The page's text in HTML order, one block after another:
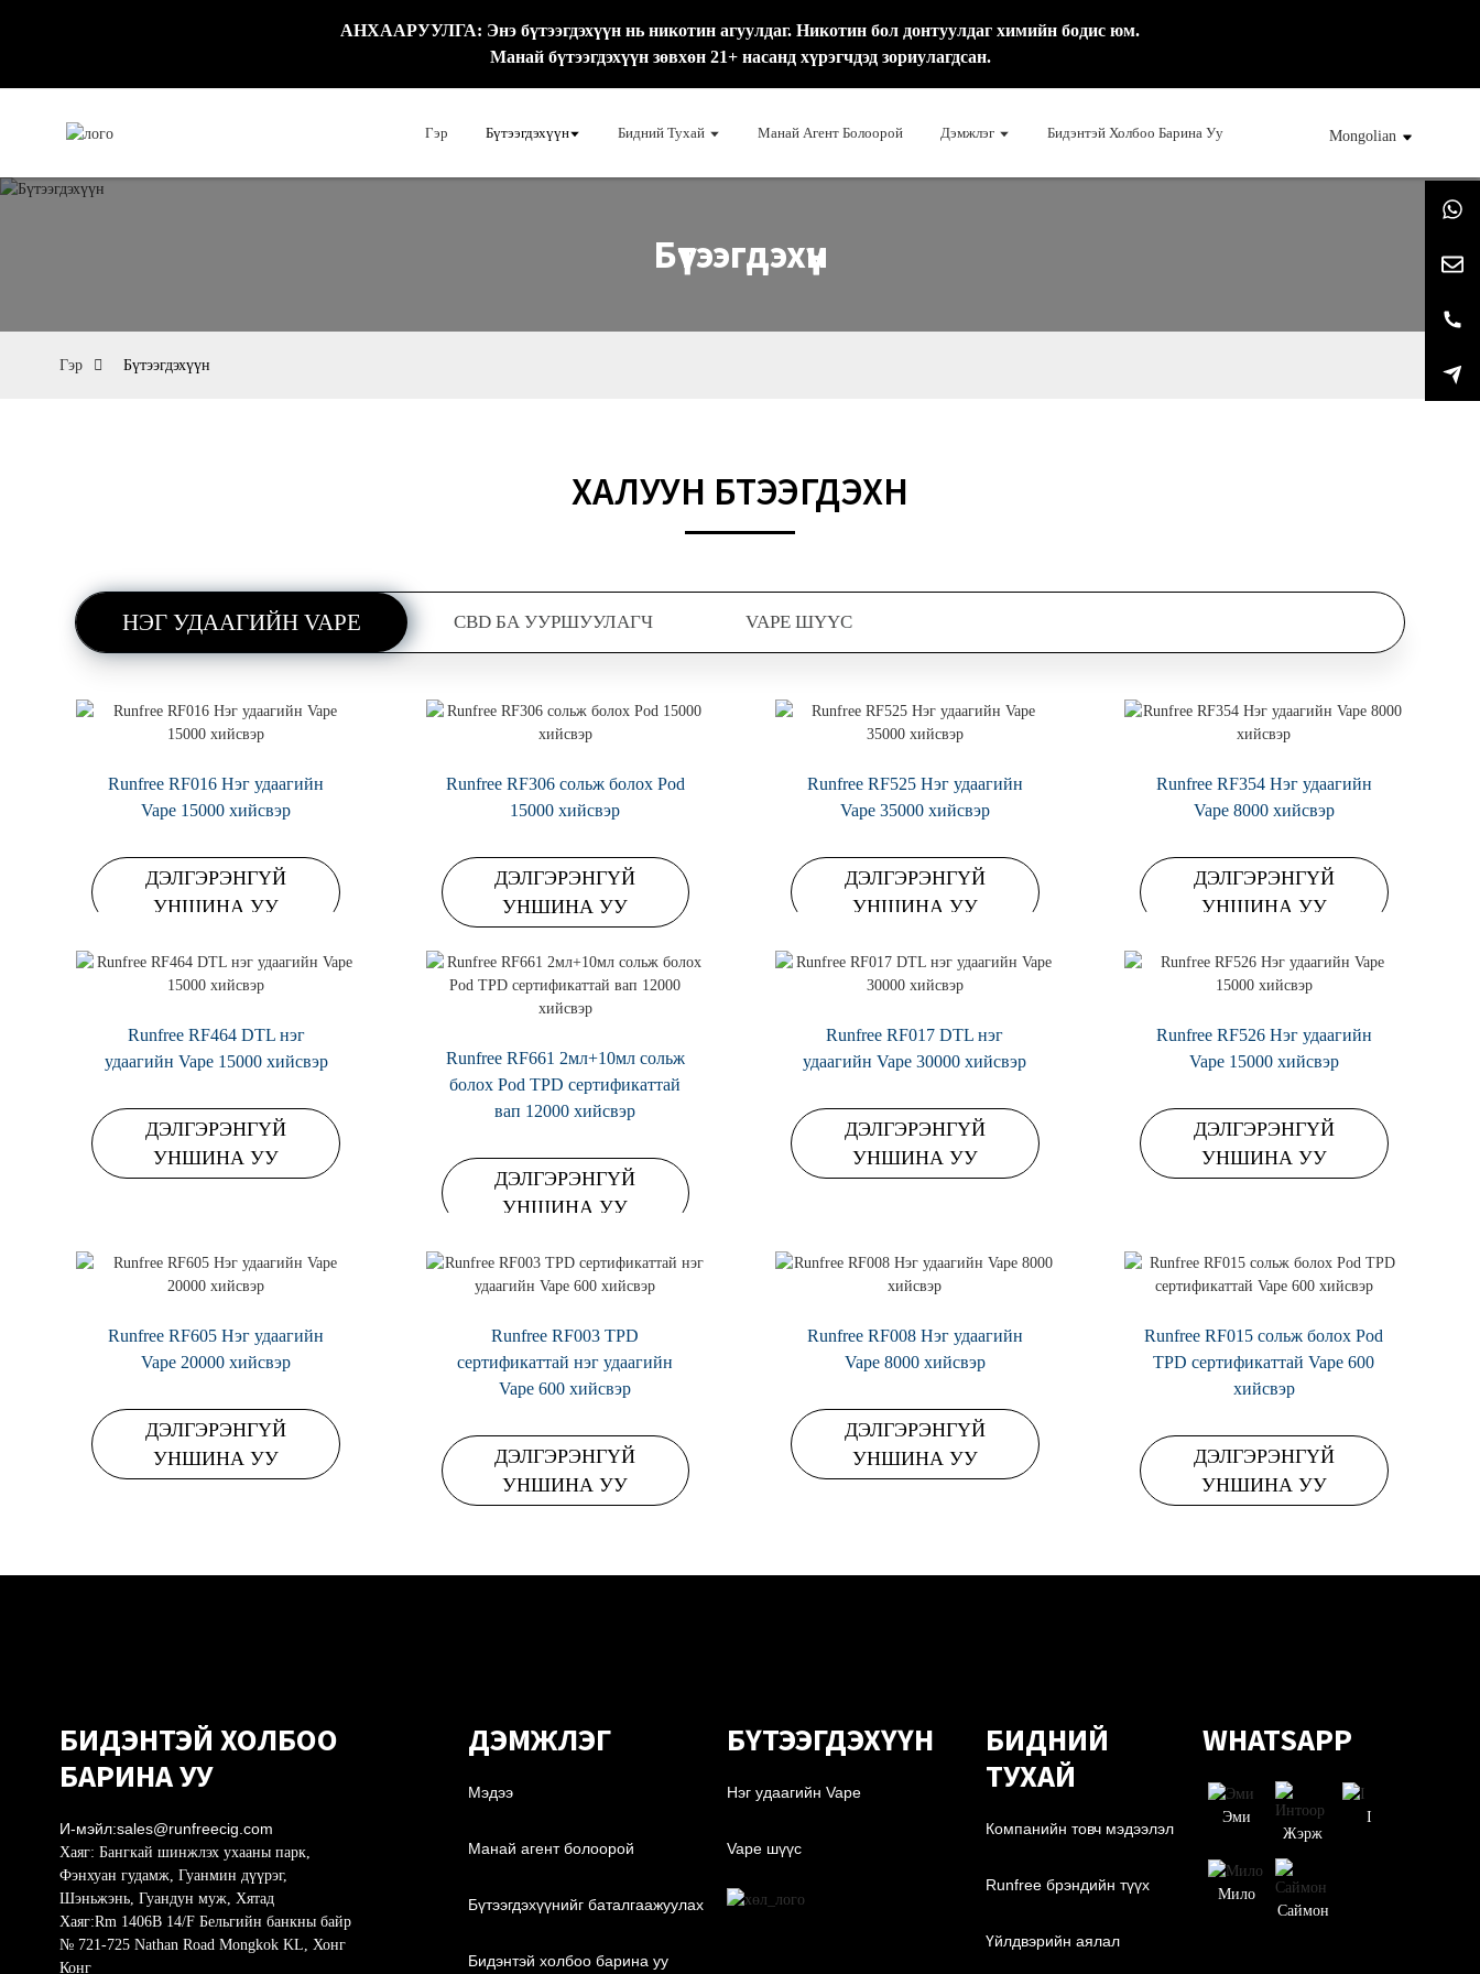
АНХААРУУЛГА: Энэ бүтээгдэхүүн нь никотин агуулдаг. Никотин бол донтуулдаг химийн бодис юм.
Манай бүтээгдэхүүн зөвхөн 21+ насанд хүрэгчдэд зориулагдсан.
Гэр Бүтээгдэхүүн Бидний Тухай Манай Агент Болоорой Дэмжлэг Бидэнтэй Холбоо Барина Уу Mongolian
Бүтээгдэхүүн
Гэр Бүтээгдэхүүн
ХАЛУУН БҮТЭЭГДЭХҮҮН
НЭГ УДААГИЙН VAPE CBD БА УУРШУУЛАГЧ VAPE ШҮҮС
Runfree RF016 Нэг удаагийн
Vape 15000 хийсвэр
ДЭЛГЭРЭНГҮЙ
УНШИНА УУ
Runfree RF306 сольж болох Pod
15000 хийсвэр
ДЭЛГЭРЭНГҮЙ
УНШИНА УУ
Runfree RF525 Нэг удаагийн
Vape 35000 хийсвэр
ДЭЛГЭРЭНГҮЙ
УНШИНА УУ
Runfree RF354 Нэг удаагийн
Vape 8000 хийсвэр
ДЭЛГЭРЭНГҮЙ
УНШИНА УУ
Runfree RF464 DTL нэг
удаагийн Vape 15000 хийсвэр
ДЭЛГЭРЭНГҮЙ
УНШИНА УУ
Runfree RF661 2мл+10мл сольж
болох Pod TPD сертификаттай
вап 12000 хийсвэр
ДЭЛГЭРЭНГҮЙ
УНШИНА УУ
Runfree RF017 DTL нэг
удаагийн Vape 30000 хийсвэр
ДЭЛГЭРЭНГҮЙ
УНШИНА УУ
Runfree RF526 Нэг удаагийн
Vape 15000 хийсвэр
ДЭЛГЭРЭНГҮЙ
УНШИНА УУ
Runfree RF605 Нэг удаагийн
Vape 20000 хийсвэр
ДЭЛГЭРЭНГҮЙ
УНШИНА УУ
Runfree RF003 TPD
сертификаттай нэг удаагийн
Vape 600 хийсвэр
ДЭЛГЭРЭНГҮЙ
УНШИНА УУ
Runfree RF008 Нэг удаагийн
Vape 8000 хийсвэр
ДЭЛГЭРЭНГҮЙ
УНШИНА УУ
Runfree RF015 сольж болох Pod
TPD сертификаттай Vape 600
хийсвэр
ДЭЛГЭРЭНГҮЙ
УНШИНА УУ
Халуун хямдралтай 1мл
удаагийн CBD төхөөрөмж
УНШИНА УУ
Runfree — Дээд зэрэглэлийн
Vape Juice цахим шингэн
ДЭЛГЭРЭНГҮЙ
УНШИНА УУ
БИДЭНТЭЙ ХОЛБОО
БАРИНА УУ
И-мэйл:sales@runfreecig.com
Хаяг: Бангкай шинжлэх ухааны парк,
Фэнхуан гудамж, Гуанмин дүүрэг,
Шэньжэнь, Гуандун муж, Хятад
Хаяг:Rm 1406B 14/F Бельгийн банкны байр
№ 721-725 Nathan Road Mongkok KL, Хонг
Конг
ДЭМЖЛЭГ
Мэдээ
Манай агент болоорой
Бүтээгдэхүүнийг баталгаажуулах
Бидэнтэй холбоо барина уу
БҮТЭЭГДЭХҮҮН
Нэг удаагийн Vape
Vape шүүс
БИДНИЙ
ТУХАЙ
Компанийн товч мэдээлэл
Runfree брэндийн түүх
Үйлдвэрийн аялал
WHATSAPP
Эми
Жэрж
I
Мило
Саймон